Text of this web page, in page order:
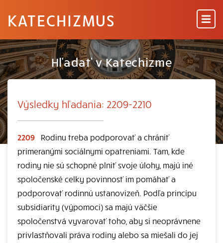
KATECHIZMUS
Hľadať v Katechizme
Výsledky hľadania: 2209-2210
2209
Rodinu treba podporovať a chrániť
primeranými sociálnymi opatreniami. Tam, kde
rodiny nie sú schopné plniť svoje úlohy, majú iné
spoločenské celky povinnosť im pomáhať a
podporovať rodinnú ustanovizeň. Podľa princípu
subsidiarity (výpomoci) sa majú väčšie
spoločenstvá vyvarovať toho, aby si neoprávnene
privlastňovali práva rodiny alebo sa miešali do jej